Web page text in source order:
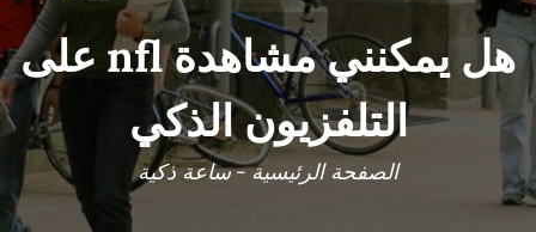
هل يمكنني مشاهدة nfl على
التلفزيون الذكي
الصفحة الرئيسية-ساعة ذكية